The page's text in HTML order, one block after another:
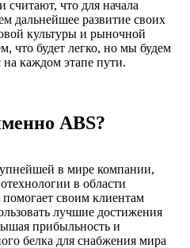
что для начала
дальнейшее развитие своих
культуры и рыночной
что будет легко, но мы будем
каждом этапе пути.
ABS?
в мире компании,
в области
своим клиентам
лучшие достижения
прибыльность и
белка для снабжения мира